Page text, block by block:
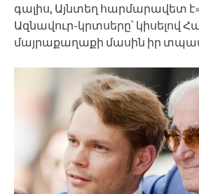
գալիս, Այնտեղ հարմարավետ
Ազնավուր-կրտսերը՝ կիսելով
մայրաքաղաքի մասին իր